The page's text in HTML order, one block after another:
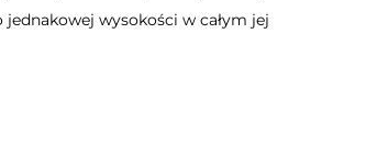
wysokości w całym jej